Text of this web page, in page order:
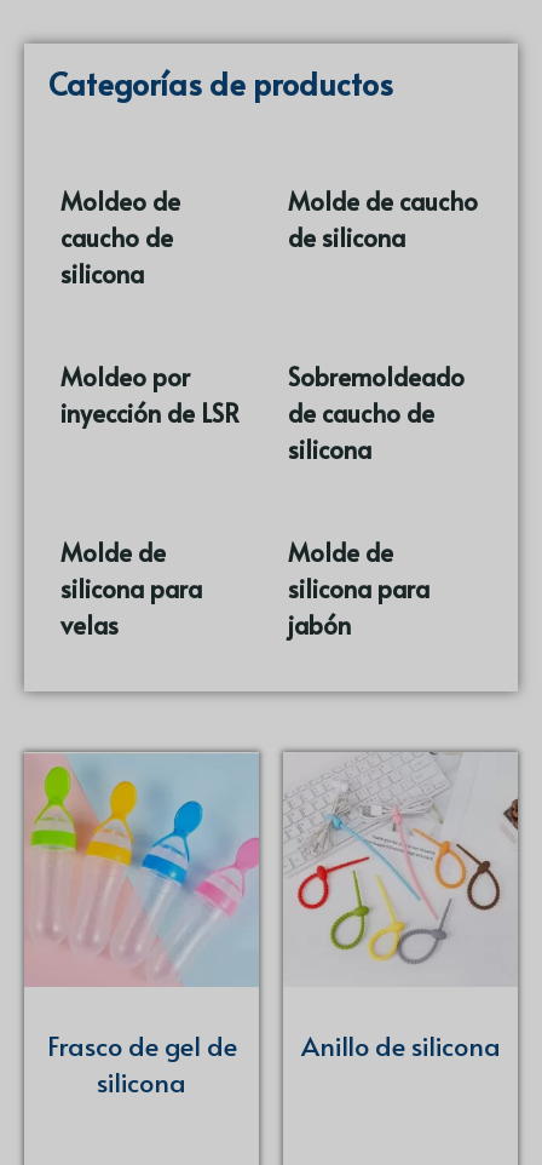
Categorías de productos
Moldeo de
caucho de
silicona
Molde de caucho
de silicona
Moldeo por
inyección de LSR
Sobremoldeado
de caucho de
silicona
Molde de
silicona para
velas
Molde de
silicona para
jabón
Frasco de gel de
silicona
Anillo de silicona